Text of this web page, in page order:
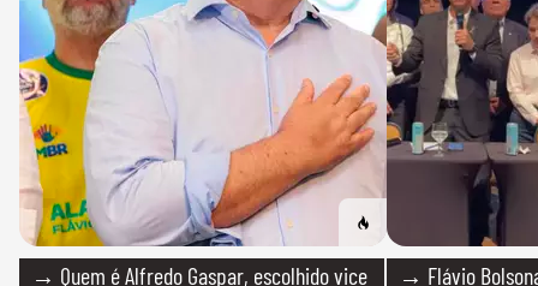
→ Quem é Alfredo Gaspar, escolhido vice → Flávio